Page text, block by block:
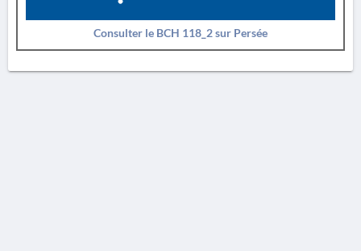
Consulter le BCH 118_2 sur Persée